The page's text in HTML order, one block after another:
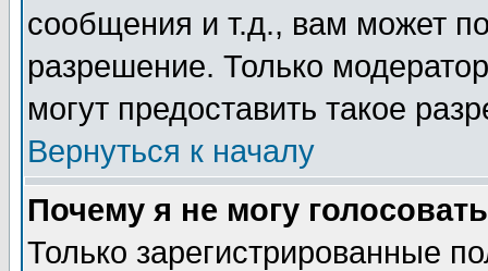
сообщения и т.д., вам может
разрешение. Только
могут предоставить такое
Вернуться к началу
Почему я не могу
Только зарегистрированные